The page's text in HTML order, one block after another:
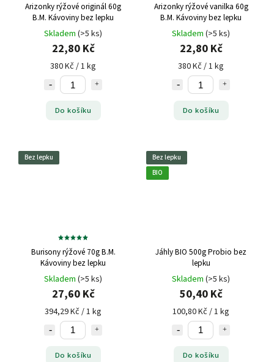
Arizonky rýžové originál 60g
B.M. Kávoviny bez lepku
Skladem (>5 ks)
22,80 Kč
380 Kč / 1 kg
Do košíku
Arizonky rýžové vanilka 60g
B.M. Kávoviny bez lepku
Skladem (>5 ks)
22,80 Kč
380 Kč / 1 kg
Do košíku
Bez lepku
Burisony rýžové 70g B.M.
Kávoviny bez lepku
Skladem (>5 ks)
27,60 Kč
394,29 Kč / 1 kg
Do košíku
Bez lepku
BIO
Jáhly BIO 500g Probio bez
lepku
Skladem (>5 ks)
50,40 Kč
100,80 Kč / 1 kg
Do košíku